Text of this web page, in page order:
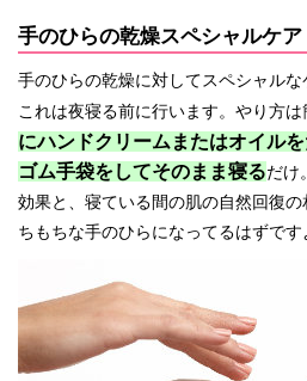
手のひらの乾燥スペシャルケア
手のひらの乾燥に対してスペシャルな
これは夜寝る前に行います。やり方は
にハンドクリームまたはオイル
ゴム手袋をしてそのまま寝るだけ
効果と、寝ている間の肌の自然回復
ちもちな手のひらになってるはずです